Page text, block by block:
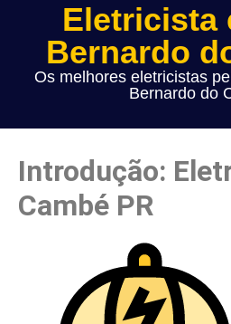
Eletricista
Bernardo
Os melhores eletricistas
Bernardo do
Introdução:
Cambé PR